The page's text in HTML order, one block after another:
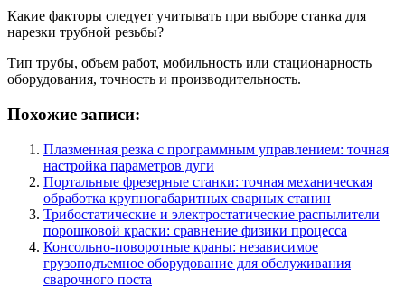
Какие факторы следует учитывать при выборе станка для
нарезки трубной резьбы?
Тип трубы, объем работ, мобильность или стационарность
оборудования, точность и производительность.
Похожие записи:
Плазменная резка с программным управлением: точная
настройка параметров дуги
Портальные фрезерные станки: точная механическая
обработка крупногабаритных сварных станин
Трибостатические и электростатические распылители
порошковой краски: сравнение физики процесса
Консольно-поворотные краны: независимое
грузоподъемное оборудование для обслуживания
сварочного поста